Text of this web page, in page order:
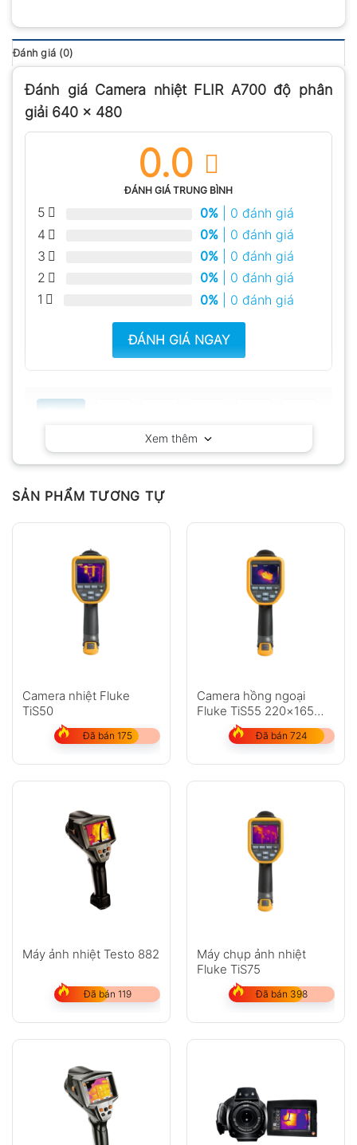
Đánh giá (0)
Đánh giá Camera nhiệt FLIR A700 độ phân
giải 640 x 480
0.0
ĐÁNH GIÁ TRUNG BÌNH
5 0% | 0 đánh giá
4
0% | 0 đánh giá
3
0% | 0 đánh giá
2
0% | 0 đánh giá
1
0% | 0 đánh giá
ĐÁNH GIÁ NGAY
Có ảnh
Chưa có đánh giá nào.
Xem thêm
SẢN PHẨM TƯƠNG TỰ
Camera nhiệt Fluke
TiS50
Đã bán 175
Camera hồng ngoại
Fluke TiS55 220×165
(36.300 pixel)
Đã bán 724
Máy ảnh nhiệt Testo 882
Đã bán 119
Máy chụp ảnh nhiệt
Fluke TiS75
Đã bán 398